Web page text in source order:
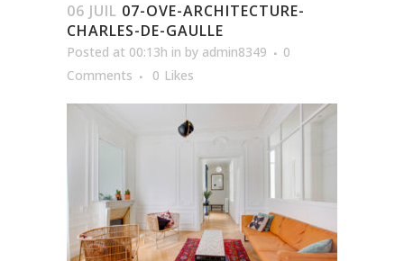
06 JUIL 07-OVE-ARCHITECTURE-
CHARLES-DE-GAULLE
Posted at 00:13h in by admin8349
0
Comments
0 Likes